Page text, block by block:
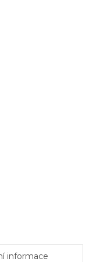
informace